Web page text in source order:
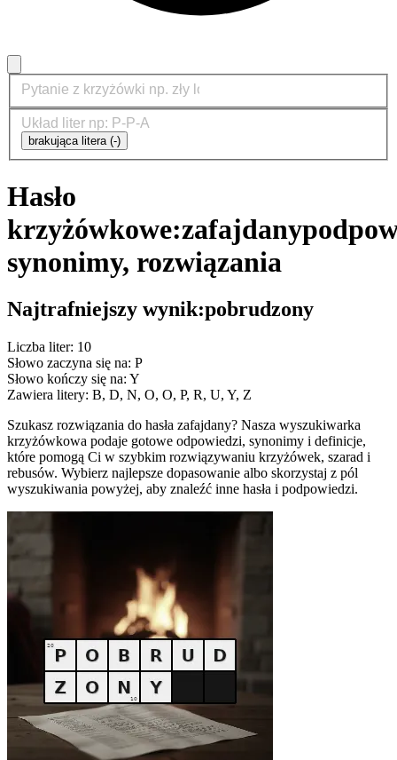
brakująca litera (-)
Hasło
krzyżówkowe:zafajdany
synonimy, rozwiązania
Najtrafniejszy wynik:pobrudzony
Liczba liter: 10
Słowo zaczyna się na: P
Słowo kończy się na: Y
Zawiera litery: B, D, N, O, O, P, R, U, Y, Z
Szukasz rozwiązania do hasła zafajdany? Nasza wyszukiwarka
krzyżówkowa podaje gotowe odpowiedzi, synonimy i definicje,
które pomogą Ci w szybkim rozwiązywaniu krzyżówek, szarad i
rebusów. Wybierz najlepsze dopasowanie albo skorzystaj z pól
wyszukiwania powyżej, aby znaleźć inne hasła i podpowiedzi.